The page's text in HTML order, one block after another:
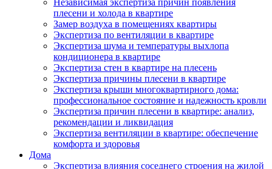
Независимая экспертиза причин появления
плесени и холода в квартире
Замер воздуха в помещениях квартиры
Экспертиза по вентиляции в квартире
Экспертиза шума и температуры выхлопа
кондиционера в квартире
Экспертиза стен в квартире на плесень
Экспертиза причины плесени в квартире
Экспертиза крыши многоквартирного дома:
профессиональное состояние и надежность кровли
Экспертиза причин плесени в квартире: анализ,
рекомендации и ликвидация
Экспертиза вентиляции в квартире: обеспечение
комфорта и здоровья
Дома
Экспертиза влияния соседнего строения на жилой